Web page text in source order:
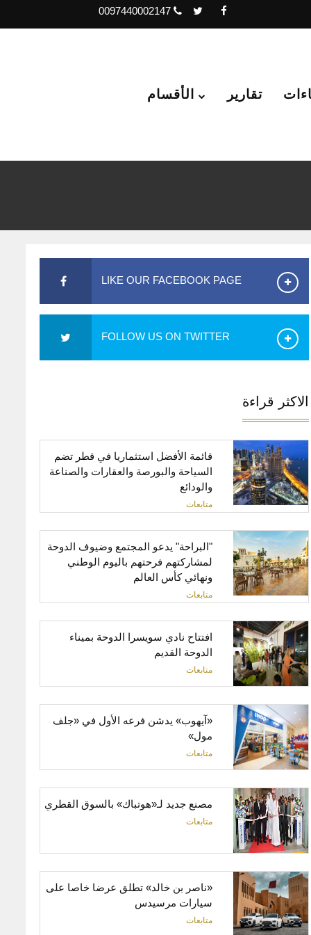
0097440002147
تقارير الأقسام
LIKE OUR FACEBOOK PAGE
FOLLOW US ON TWITTER
الاكثر قراءة
قائمة الأفضل استثماريا في قطر تضم
السياحة والبورصة والعقارات والصناعة
والودائع
متابعات
"البراحة" يدعو المجتمع وضيوف الدوحة
لمشاركتهم فرحتهم باليوم الوطني
ونهائي كأس العالم
متابعات
افتتاح نادي سويسرا الدوحة بميناء
الدوحة القديم
متابعات
«آيهوب» يدشن فرعه الأول في «جلف
مول»
متابعات
مصنع جديد لـ«هوتباك» بالسوق القطري
متابعات
«ناصر ‬بن ‬خالد»‬ تطلق عرضا خاصا على
سيارات مرسيدس
متابعات